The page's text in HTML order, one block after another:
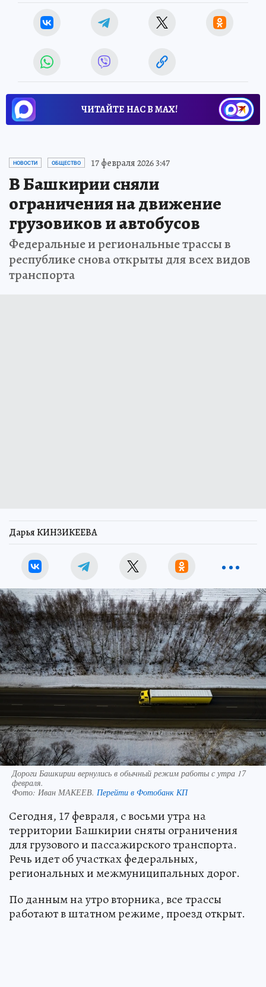
ЧИТАЙТЕ НАС В МАХ!
НОВОСТИ ОБЩЕСТВО 17 февраля 2026 3:47
В Башкирии сняли
ограничения на движение
грузовиков и автобусов
Федеральные и региональные трассы в
республике снова открыты для всех видов
транспорта
Дарья КИНЗИКЕЕВА
Дороги Башкирии вернулись в обычный режим работы с утра 17
февраля.
Фото: Иван МАКЕЕВ. Перейти в Фотобанк КП
Сегодня, 17 февраля, с восьми утра на
территории Башкирии сняты ограничения
для грузового и пассажирского транспорта.
Речь идет об участках федеральных,
региональных и межмуниципальных дорог.
По данным на утро вторника, все трассы
работают в штатном режиме, проезд открыт.